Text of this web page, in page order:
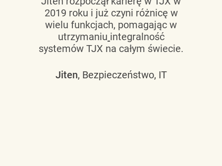
2019 roku i już czyni różnicę w
wielu funkcjach, pomagając w
utrzymaniu integralność
systemów TJX na całym świecie.
Jiten, Bezpieczeństwo, IT